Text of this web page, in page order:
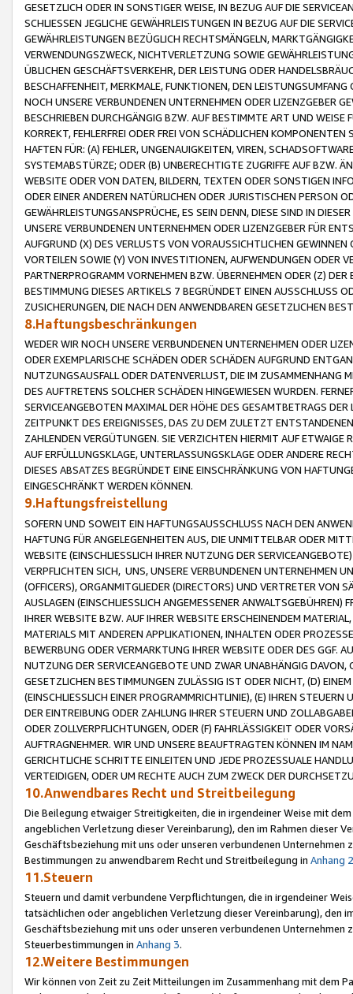
GESETZLICH ODER IN SONSTIGER WEISE, IN BEZUG AUF DIE
SCHLIESSEN JEGLICHE GEWÄHRLEISTUNGEN IN BEZUG AUF DIE
GEWÄHRLEISTUNGEN BEZÜGLICH RECHTSMÄNGELN,
VERWENDUNGSZWECK, NICHTVERLETZUNG SOWIE
ÜBLICHEN GESCHÄFTSVERKEHR, DER LEISTUNG ODER
BESCHAFFENHEIT, MERKMALE, FUNKTIONEN, DEN
NOCH UNSERE VERBUNDENEN UNTERNEHMEN ODER LIZENZGEBER
BESCHRIEBEN DURCHGÄNGIG BZW. AUF BESTIMMTE ART UND
KORREKT, FEHLERFREI ODER FREI VON SCHÄDLICHEN
HAFTEN FÜR: (A) FEHLER, UNGENAUIGKEITEN, VIREN,
SYSTEMABSTÜRZE; ODER (B) UNBERECHTIGTE ZUGRIFFE AUF BZW.
WEBSITE ODER VON DATEN, BILDERN, TEXTEN ODER SONSTIGEN
ODER EINER ANDEREN NATÜRLICHEN ODER JURISTISCHEN PERSON
GEWÄHRLEISTUNGSANSPRÜCHE, ES SEIN DENN, DIESE SIND IN
UNSERE VERBUNDENEN UNTERNEHMEN ODER LIZENZGEBER FÜR
AUFGRUND (X) DES VERLUSTS VON VORAUSSICHTLICHEN
VORTEILEN SOWIE (Y) VON INVESTITIONEN, AUFWENDUNGEN ODER
PARTNERPROGRAMM VORNEHMEN BZW. ÜBERNEHMEN ODER (Z)
BESTIMMUNG DIESES ARTIKELS 7 BEGRÜNDET EINEN AUSSCHLUSS
ZUSICHERUNGEN, DIE NACH DEN ANWENDBAREN GESETZLICHEN
8.Haftungsbeschränkungen
WEDER WIR NOCH UNSERE VERBUNDENEN UNTERNEHMEN ODER
ODER EXEMPLARISCHE SCHÄDEN ODER SCHÄDEN AUFGRUND
NUTZUNGSAUSFALL ODER DATENVERLUST, DIE IM ZUSAMMENHANG
DES AUFTRETENS SOLCHER SCHÄDEN HINGEWIESEN WURDEN.
SERVICEANGEBOTEN MAXIMAL DER HÖHE DES GESAMTBETRAGS
ZEITPUNKT DES EREIGNISSES, DAS ZU DEM ZULETZT
ZAHLENDEN VERGÜTUNGEN. SIE VERZICHTEN HIERMIT AUF
AUF ERFÜLLUNGSKLAGE, UNTERLASSUNGSKLAGE ODER ANDERE
DIESES ABSATZES BEGRÜNDET EINE EINSCHRÄNKUNG VON
EINGESCHRÄNKT WERDEN KÖNNEN.
9.Haftungsfreistellung
SOFERN UND SOWEIT EIN HAFTUNGSAUSSCHLUSS NACH DEN
HAFTUNG FÜR ANGELEGENHEITEN AUS, DIE UNMITTELBAR ODER
WEBSITE (EINSCHLIESSLICH IHRER NUTZUNG DER
VERPFLICHTEN SICH, UNS, UNSERE VERBUNDENEN UNTERNEHMEN
(OFFICERS), ORGANMITGLIEDER (DIRECTORS) UND VERTRETER VON
AUSLAGEN (EINSCHLIESSLICH ANGEMESSENER
IHRER WEBSITE BZW. AUF IHRER WEBSITE ERSCHEINENDEM
MATERIALS MIT ANDEREN APPLIKATIONEN, INHALTEN ODER
BEWERBUNG ODER VERMARKTUNG IHRER WEBSITE ODER DES GGF.
NUTZUNG DER SERVICEANGEBOTE UND ZWAR UNABHÄNGIG
GESETZLICHEN BESTIMMUNGEN ZULÄSSIG IST ODER NICHT, (D)
(EINSCHLIESSLICH EINER PROGRAMMRICHTLINIE), (E) IHREN
DER EINTREIBUNG ODER ZAHLUNG IHRER STEUERN UND
ODER ZOLLVERPFLICHTUNGEN, ODER (F) FAHRLÄSSIGKEIT ODER
AUFTRAGNEHMER. WIR UND UNSERE BEAUFTRAGTEN KÖNNEN IM
GERICHTLICHE SCHRITTE EINLEITEN UND JEDE PROZESSUALE
VERTEIDIGEN, ODER UM RECHTE AUCH ZUM ZWECK DER
10.Anwendbares Recht und Streitbeilegung
Die Beilegung etwaiger Streitigkeiten, die in irgendeiner Weise mit
angeblichen Verletzung dieser Vereinbarung), den im Rahmen dieser
Geschäftsbeziehung mit uns oder unseren verbundenen
Bestimmungen zu anwendbarem Recht und Streitbeilegung in Anhang 2
11.Steuern
Steuern und damit verbundene Verpflichtungen, die in irgendeiner
tatsächlichen oder angeblichen Verletzung dieser Vereinbarung), den
Geschäftsbeziehung mit uns oder unseren verbundenen
Steuerbestimmungen in Anhang 3.
12.Weitere Bestimmungen
Wir können von Zeit zu Zeit Mitteilungen im Zusammenhang mit dem